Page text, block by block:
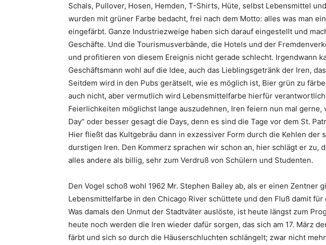
Schals, Pullover, Hosen, Hemden, T-Shirts, Hüte, selbst Lebensmittel
wurden mit grüner Farbe bedacht, frei nach dem Motto: alles was man
eingefärbt. Ganze Industriezweige haben sich darauf eingestellt und
Geschäfte. Und die Tourismusverbände, die Hotels und der
und profitieren von diesem Ereignis nicht gerade schlecht. Irgendwann
Geschäftsmann wohl auf die Idee, auch das Lieblingsgetränk der Iren,
Seitdem wird in den Pubs gerätselt, wie es möglich ist, Bier grün zu
auch nicht, aber vermutlich wird Lebensmittelfarbe hierfür
Feierlichkeiten möglichst lange auszudehnen, Iren feiern nun mal gerne,
Day“ oder besser gesagt die Days, denn es sind die Tage vor dem St.
Hier fließt das Kultgebräu dann in exzessiver Form durch die Kehlen der
durstigen Iren. Den Kommerz sprachen wir schon an, hier schlägt er zu,
alles andere als billig, sehr zum Verdruß von Schülern und Studenten.
Den Vogel schoß wohl 1962 Mr. Stephen Bailey ab, als er einen Zentner
Lebensmittelfarbe in den Chicago River schüttete und den Fluß damit für
Was damals den Unmut der Stadtväter auslöste, ist heute längst zum
heute noch werden die Iren wieder dafür sorgen, das sich am 17. März
färbt und sich so durch die Häuserschluchten schlängelt; zwar nicht